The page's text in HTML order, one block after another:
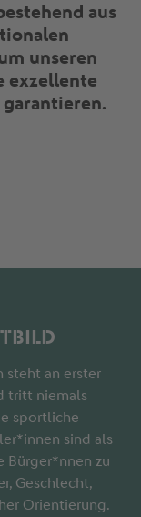
aus
unseren
exzellente
steht an erster
tritt niemals
sportliche
sind als
Bürger*nnen zu
Geschlecht,
Orientierung.